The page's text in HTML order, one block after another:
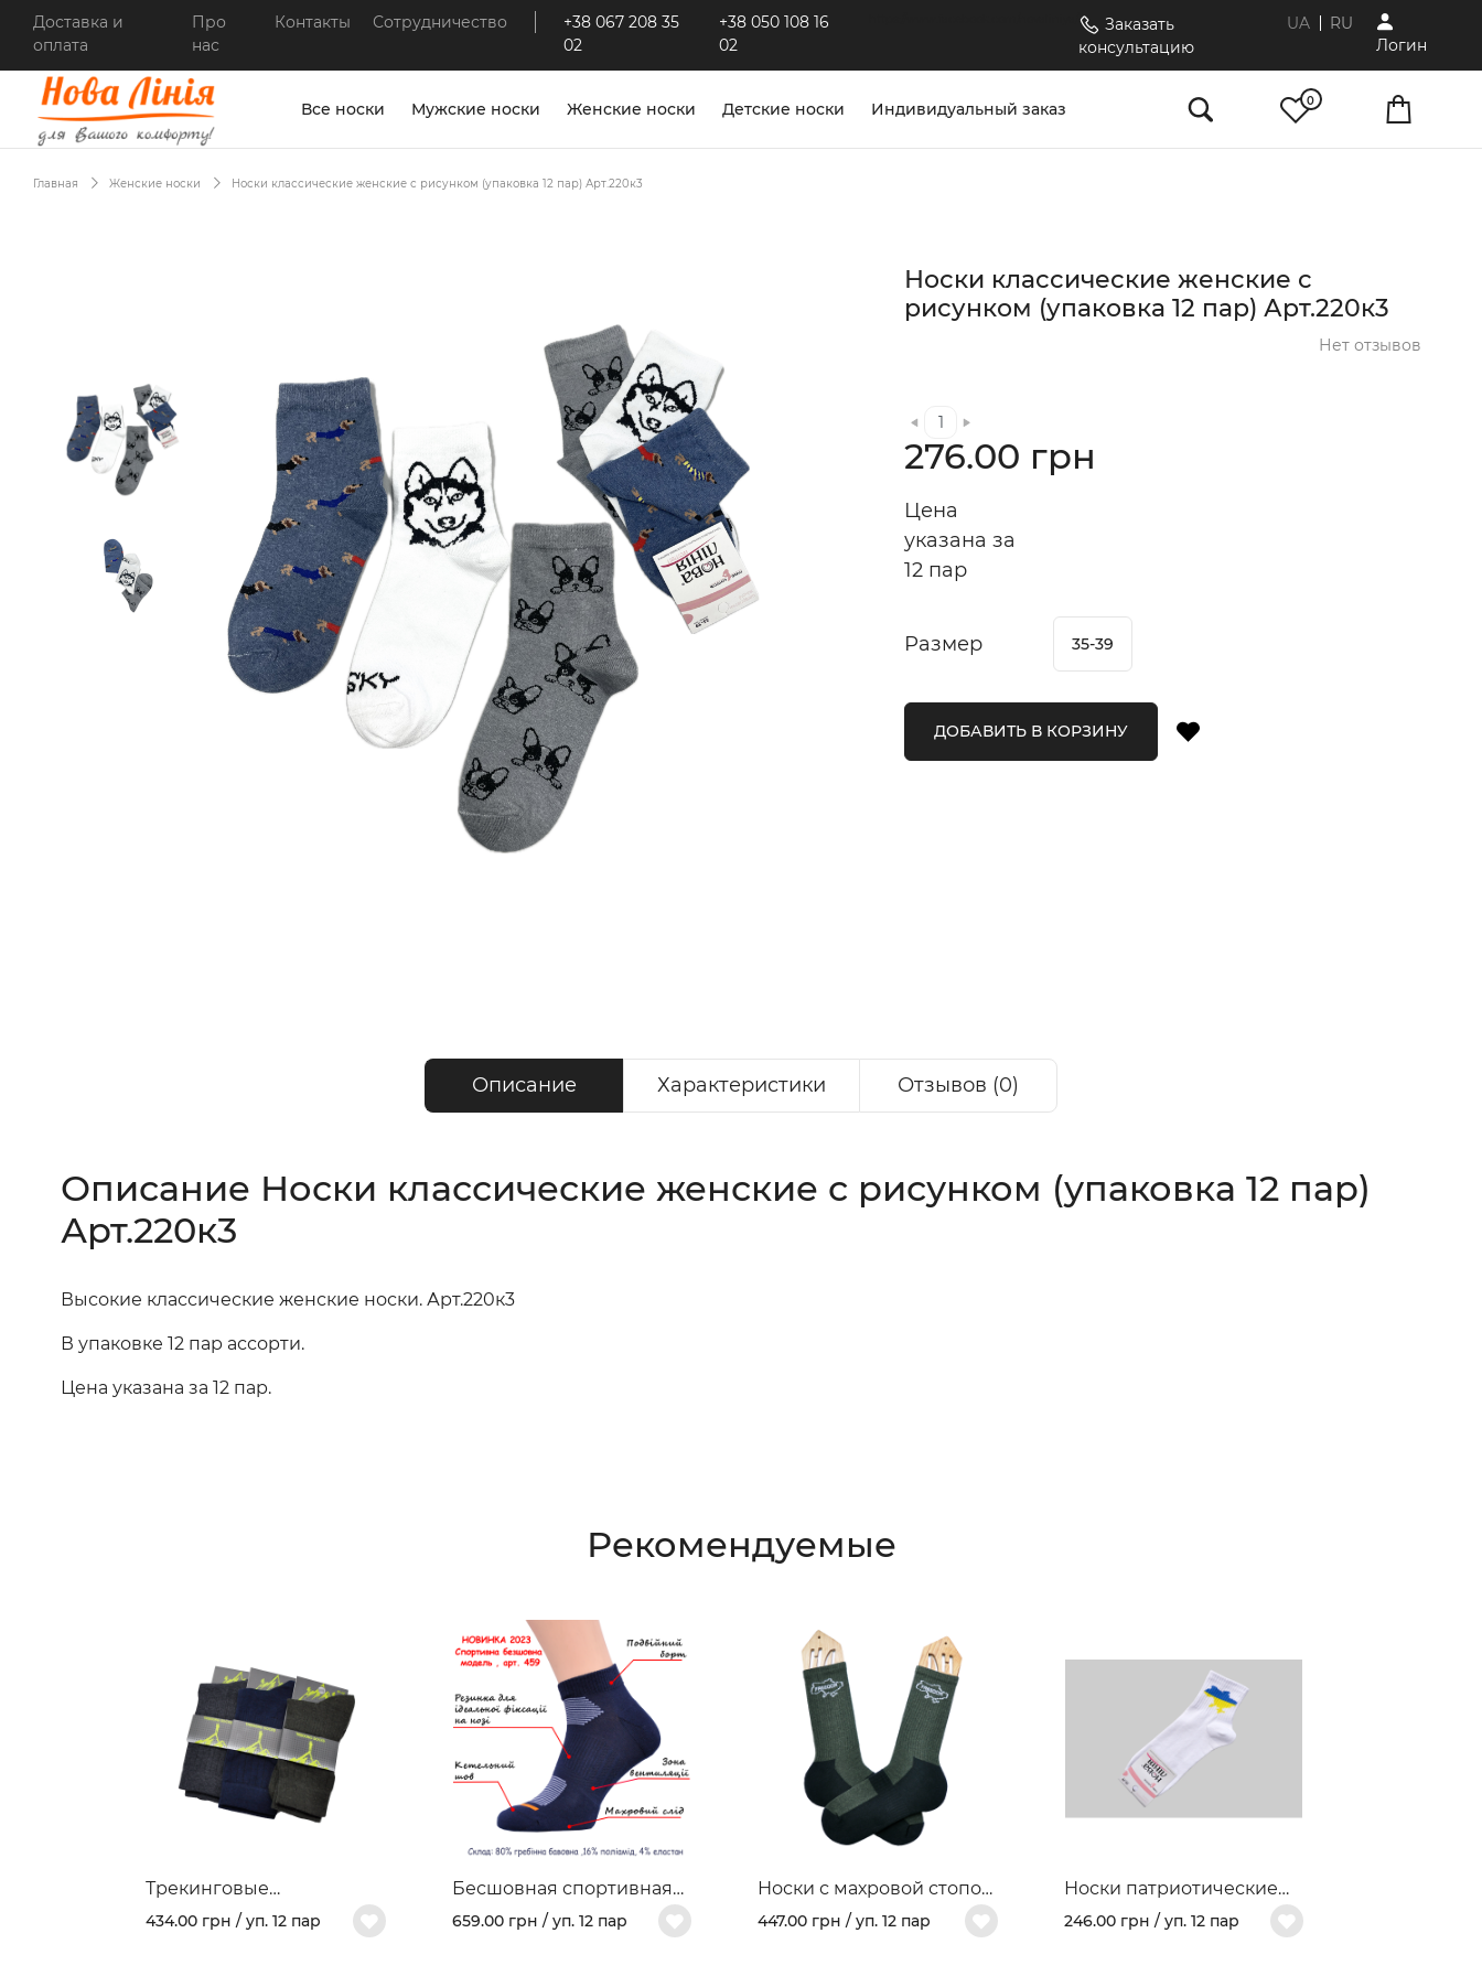
Доставка и
оплата
Про
нас
Контакты Сотрудничество
+38 067 208 35
02
+38 050 108 16
02
Заказать
консультацию
UA
RU
Логин
Все носки Мужские носки Женские носки Детские носки Индивидуальный заказ 0
Главная Женские носки Носки классические женские с рисунком (упаковка 12 пар) Арт.220к3
Носки классические женские с
рисунком (упаковка 12 пар) Арт.220к3
Нет отзывов
276.00 грн
Цена
указана за
12 пар
Размер 35-39
ДОБАВИТЬ В КОРЗИНУ
Описание Характеристики Отзывов (0)
Описание Носки классические женские с рисунком (упаковка 12 пар)
Арт.220к3
Высокие классические женские носки. Арт.220к3
В упаковке 12 пар ассорти.
Цена указана за 12 пар.
Рекомендуемые
Трекинговые
демисезонные носки
434.00 грн / уп. 12 пар
Бесшовная спортивная
модель из гребеночного
хлопка и махрового следа
659.00 грн / уп. 12 пар
Носки с махровой стопой
"FREEDOM" Арт. 460
447.00 грн / уп. 12 пар
Носки патриотические
женские "Карта Украины"
246.00 грн / уп. 12 пар